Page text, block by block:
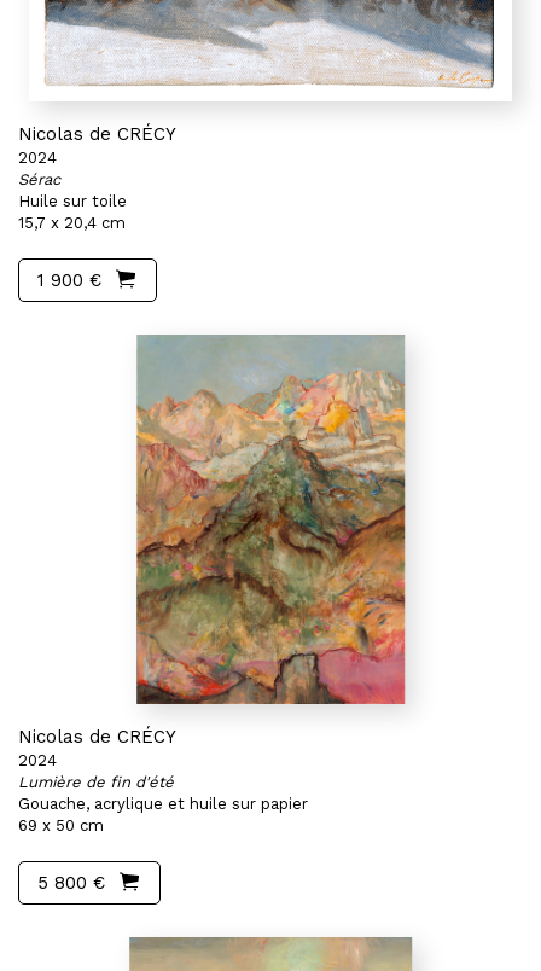
Nicolas de CRÉCY
2024
Sérac
Huile sur toile
15,7 x 20,4 cm
1 900 €
Nicolas de CRÉCY
2024
Lumière de fin d'été
Gouache, acrylique et huile sur papier
69 x 50 cm
5 800 €